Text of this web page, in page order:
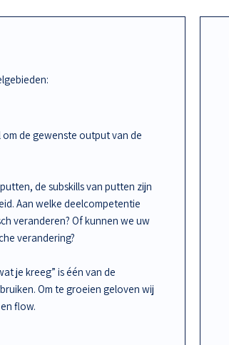
de gewenste output van de
de subskills van putten zijn
Aan welke deelcompetentie
veranderen? Of kunnen we uw
verandering?
je kreeg” is één van de
Om te groeien geloven wij
flow.